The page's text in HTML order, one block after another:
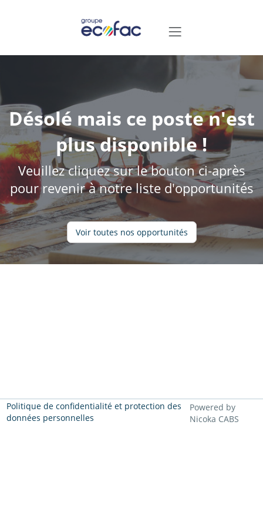
Désolé mais ce poste n'est
plus disponible !
Veuillez cliquez sur le bouton ci-après
pour revenir à notre liste d'opportunités
Voir toutes nos opportunités
Politique de confidentialité et protection des
données personnelles
Powered by
Nicoka CABS